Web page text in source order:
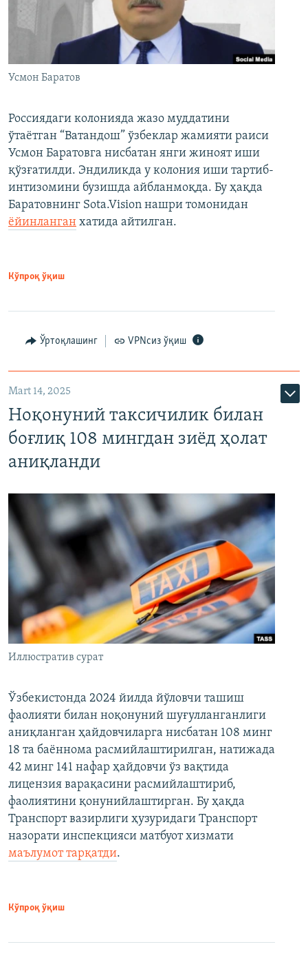
Усмон Баратов
Россиядаги колонияда жазо муддатини
ўтаётган “Ватандош” ўзбеклар жамияти раиси
Усмон Баратовга нисбатан янги жиноят иши
қўзғатилди. Эндиликда у колония иши тартиб-
интизомини бузишда айбланмоқда. Бу ҳақда
Баратовнинг Sota.Vision нашри томонидан
ёйинланган хатида айтилган.
Кўпроқ ўқиш
Ўртоқлашинг VPNсиз ўқиш
Mart 14, 2025
Ноқонуний таксичилик билан
боғлиқ 108 мингдан зиёд ҳолат
аниқланди
Иллюстратив сурат
Ўзбекистонда 2024 йилда йўловчи ташиш
фаолияти билан ноқонуний шуғулланганлиги
аниқланган ҳайдовчиларга нисбатан 108 минг
18 та баённома расмийлаштирилган, натижада
42 минг 141 нафар ҳайдовчи ўз вақтида
лицензия варақасини расмийлаштириб,
фаолиятини қонунийлаштирган. Бу ҳақда
Транспорт вазирлиги ҳузуридаги Транспорт
назорати инспекцияси матбуот хизмати
маълумот тарқатди.
Кўпроқ ўқиш